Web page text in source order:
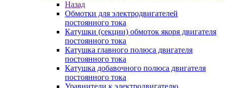
Назад
Обмотки для электродвигателей
постоянного тока
Катушки (секции) обмоток якоря двигателя
постоянного тока
Катушка главного полюса двигателя
постоянного тока
Катушка добавочного полюса двигателя
постоянного тока
Уравнители к электродвигателю